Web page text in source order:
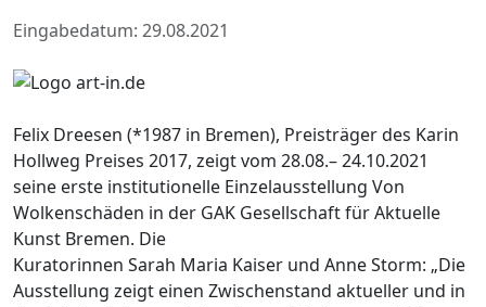
Eingabedatum: 29.08.2021
Felix Dreesen (*1987 in Bremen), Preisträger des Karin
Hollweg Preises 2017, zeigt vom 28.08.– 24.10.2021
seine erste institutionelle Einzelausstellung Von
Wolkenschäden in der GAK Gesellschaft für Aktuelle
Kunst Bremen. Die
Kuratorinnen Sarah Maria Kaiser und Anne Storm: „Die
Ausstellung zeigt einen Zwischenstand aktueller und in